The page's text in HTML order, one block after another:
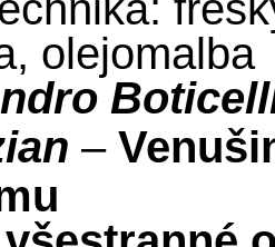
olejomalba
–